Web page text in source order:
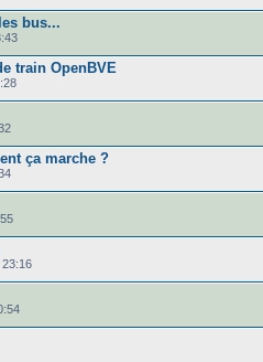
bus...
train OpenBVE
ça marche ?
23:16